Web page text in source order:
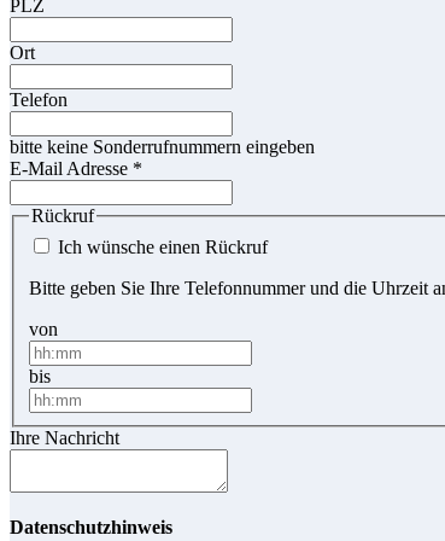
PLZ
Ort
Telefon
bitte keine Sonderrufnummern eingeben
E-Mail Adresse *
Rückruf
Ich wünsche einen Rückruf
Bitte geben Sie Ihre Telefonnummer und die Uhrzeit
von
bis
Ihre Nachricht
Datenschutzhinweis